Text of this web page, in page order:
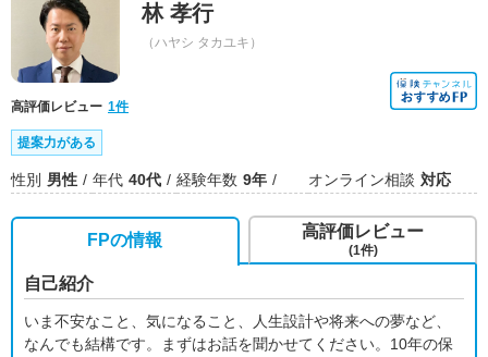
林 孝行
（ハヤシ タカユキ）
高評価レビュー 1件
提案力がある
性別 男性 年代 40代 経験年数 9年 オンライン相談 対応
FPの情報
自己紹介
いま不安なこと、気になること、人生設計や将来への夢など、
なんでも結構です。まずはお話を聞かせてください。10年の保
高評価レビュー
(1件)